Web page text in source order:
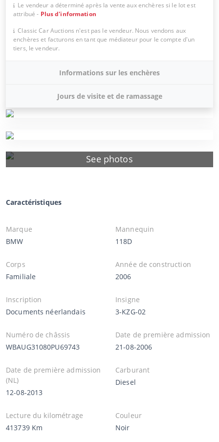
See photos
Le vendeur a déterminé après la vente aux enchères si le lot est
attribué - Plus d'information
Classic Car Auctions n'est pas le vendeur. Nous vendons aux
enchères et facturons en tant que médiateur pour le compte d'un
tiers, le vendeur.
Informations sur les enchères
Jours de visite et de ramassage
Caractéristiques
Marque
BMW
Mannequin
118D
Corps
Familiale
Année de construction
2006
Inscription
Documents néerlandais
Insigne
3-KZG-02
Numéro de châssis
WBAUG31080PU69743
Date de première admission
21-08-2006
Date de première admission
(NL)
12-08-2013
Carburant
Diesel
Lecture du kilométrage
413739 Km
Couleur
Noir